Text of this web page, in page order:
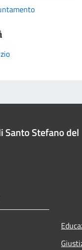
Santo Stefano del